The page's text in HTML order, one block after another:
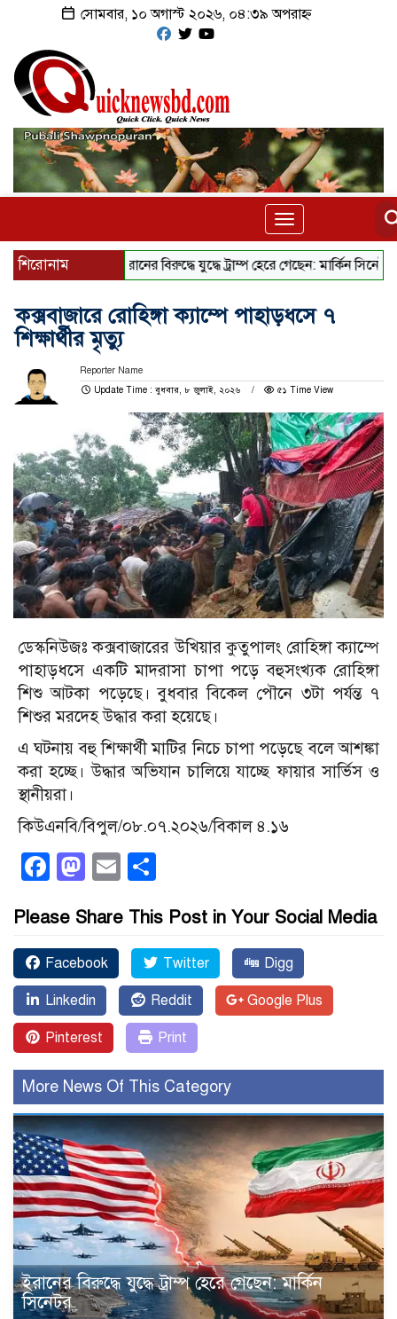
সোমবার, ১০ অগাস্ট ২০২৬, ০৪:৩৯ অপরাহ্ন
Toggle
navigation
শিরোনাম ইরানের বিরুদ্ধে যুদ্ধে ট্রাম্প হেরে গেছেন: মার্কিন সিনেটর
কক্সবাজারে রোহিঙ্গা ক্যাম্পে পাহাড়ধসে ৭
শিক্ষার্থীর মৃত্যু
Reporter Name
Update Time : বুধবার, ৮ জুলাই, ২০২৬
৫১ Time View
ডেস্কনিউজঃ কক্সবাজারের উখিয়ার কুতুপালং রোহিঙ্গা ক্যাম্পে
পাহাড়ধসে একটি মাদরাসা চাপা পড়ে বহুসংখ্যক রোহিঙ্গা
শিশু আটকা পড়েছে। বুধবার বিকেল পৌনে ৩টা পর্যন্ত ৭
শিশুর মরদেহ উদ্ধার করা হয়েছে।
এ ঘটনায় বহু শিক্ষার্থী মাটির নিচে চাপা পড়েছে বলে আশঙ্কা
করা হচ্ছে। উদ্ধার অভিযান চালিয়ে যাচ্ছে ফায়ার সার্ভিস ও
স্থানীয়রা।
কিউএনবি/বিপুল/০৮.০৭.২০২৬/বিকাল ৪.১৬
Facebook
Mastodon
Email
Please Share This Post in Your Social Media
Facebook Twitter Digg
Linkedin Reddit Google Plus
Pinterest Print
More News Of This Category
ইরানের বিরুদ্ধে যুদ্ধে ট্রাম্প হেরে গেছেন: মার্কিন
সিনেটর